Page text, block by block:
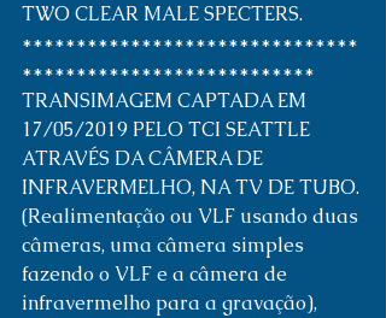
TWO CLEAR MALE SPECTERS.
*******************************
***************************
TRANSIMAGEM CAPTADA EM
17/05/2019 PELO TCI SEATTLE
ATRAVÉS DA CÂMERA DE
INFRAVERMELHO, NA TV DE TUBO.
(Realimentação ou VLF usando duas
câmeras, uma câmera simples
fazendo o VLF e a câmera de
infravermelho para a gravação),